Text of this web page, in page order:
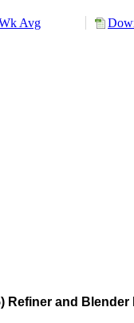
Avg
Refiner and